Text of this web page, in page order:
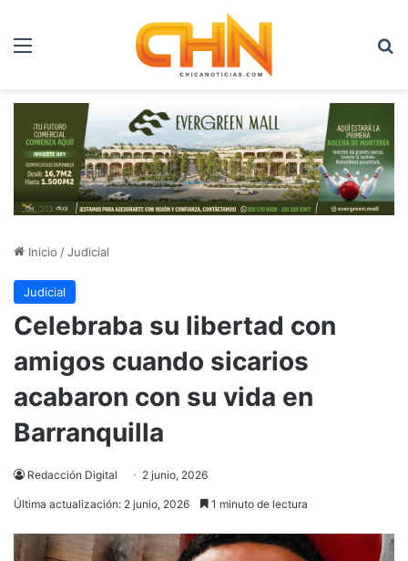
Menú
Inicio /Judicial
Judicial
Celebraba su libertad con
amigos cuando sicarios
acabaron con su vida en
Barranquilla
Redacción Digital 2 junio, 2026
Última actualización: 2 junio, 2026 1 minuto de lectura